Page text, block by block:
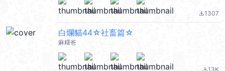
file_download1307
白爛貓44☆社畜篇☆
麻糬爸
file_download13K